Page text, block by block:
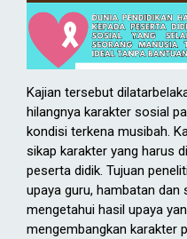
Kajian tersebut
hilangnya karakter sosial
kondisi terkena musibah.
sikap karakter yang harus
peserta didik. Tujuan
upaya guru, hambatan dan
mengetahui hasil upaya
mengembangkan karakter